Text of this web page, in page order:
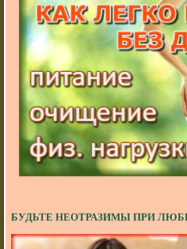
БУДЬТЕ НЕОТРАЗИМЫ ПРИ